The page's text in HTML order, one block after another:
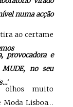
numa acção
ao certame
provocadora e
no seu
‘
muito
Lisboa…